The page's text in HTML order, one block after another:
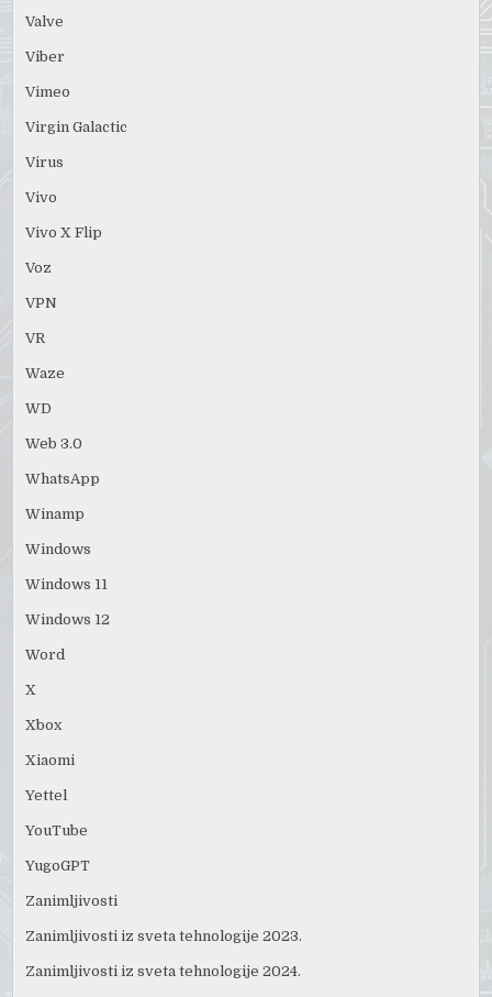
Valve
Viber
Vimeo
Virgin Galactic
Virus
Vivo
Vivo X Flip
Voz
VPN
VR
Waze
WD
Web 3.0
WhatsApp
Winamp
Windows
Windows 11
Windows 12
Word
X
Xbox
Xiaomi
Yettel
YouTube
YugoGPT
Zanimljivosti
Zanimljivosti iz sveta tehnologije 2023.
Zanimljivosti iz sveta tehnologije 2024.